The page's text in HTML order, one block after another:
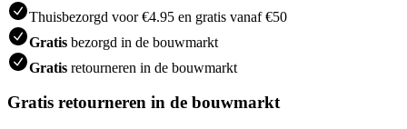
Thuisbezorgd voor €4.95 en gratis vanaf €50
Gratis bezorgd in de bouwmarkt
Gratis retourneren in de bouwmarkt
Gratis retourneren in de bouwmarkt